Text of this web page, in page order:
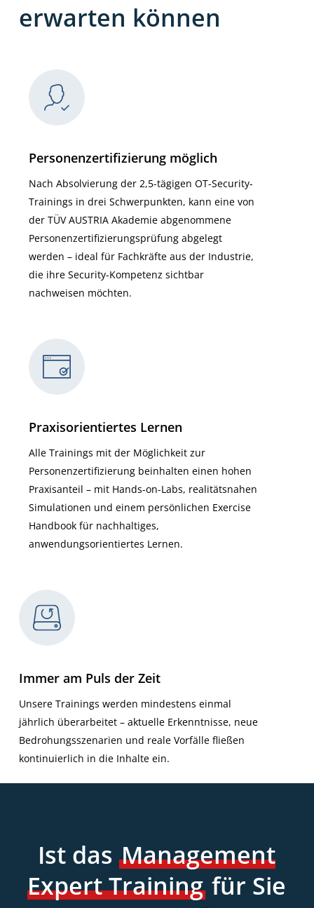
erwarten können
Personenzertifizierung möglich
Nach Absolvierung der 2,5-tägigen OT-Security-
Trainings in drei Schwerpunkten, kann eine von
der TÜV AUSTRIA Akademie abgenommene
Personenzertifizierungsprüfung abgelegt
werden – ideal für Fachkräfte aus der Industrie,
die ihre Security-Kompetenz sichtbar
nachweisen möchten.
Praxisorientiertes Lernen
Alle Trainings mit der Möglichkeit zur
Personenzertifizierung beinhalten einen hohen
Praxisanteil – mit Hands-on-Labs, realitätsnahen
Simulationen und einem persönlichen Exercise
Handbook für nachhaltiges,
anwendungsorientiertes Lernen.
Immer am Puls der Zeit
Unsere Trainings werden mindestens einmal
jährlich überarbeitet – aktuelle Erkenntnisse, neue
Bedrohungsszenarien und reale Vorfälle fließen
kontinuierlich in die Inhalte ein.
Ist dasManagement
Expert Training für Sie